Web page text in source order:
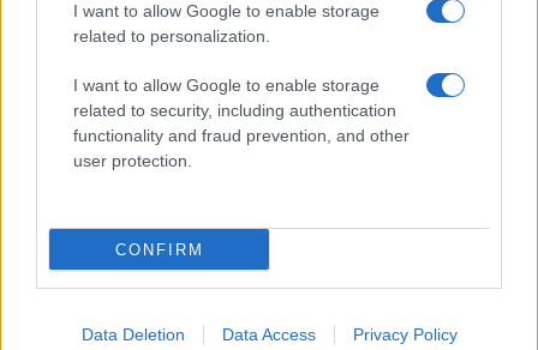
I want to allow Google to enable storage
related to personalization.
I want to allow Google to enable storage
related to security, including authentication
functionality and fraud prevention, and other
user protection.
CONFIRM
Data Deletion Data Access Privacy Policy
Controlli rafforzati in Costa Smeralda, 20
arresti e 135 denunce
Tre milioni di euro dalla Provincia Gallura per
nuove aule nelle scuole di Olbia
Incidente sulla provinciale 125, paura tra Olbia e
Arzachena
Incidente sulla strada provinciale ad Arzachena,